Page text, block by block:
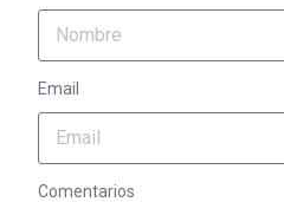
Email
Comentarios